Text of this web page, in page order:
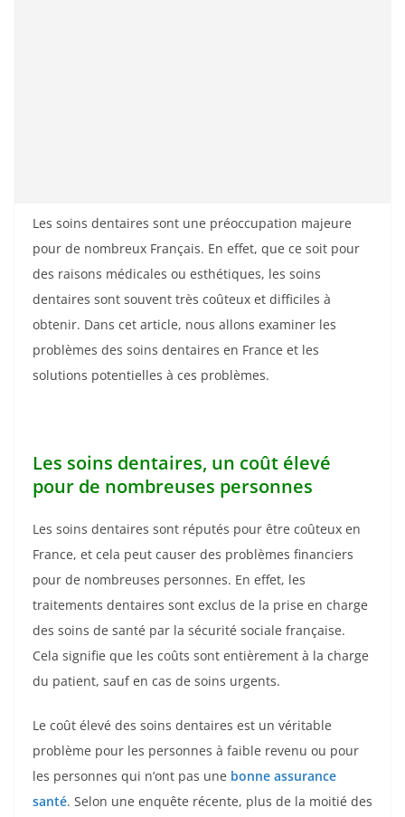
Les soins dentaires sont une préoccupation majeure
pour de nombreux Français. En effet, que ce soit pour
des raisons médicales ou esthétiques, les soins
dentaires sont souvent très coûteux et difficiles à
obtenir. Dans cet article, nous allons examiner les
problèmes des soins dentaires en France et les
solutions potentielles à ces problèmes.
Les soins dentaires, un coût élevé
pour de nombreuses personnes
Les soins dentaires sont réputés pour être coûteux en
France, et cela peut causer des problèmes financiers
pour de nombreuses personnes. En effet, les
traitements dentaires sont exclus de la prise en charge
des soins de santé par la sécurité sociale française.
Cela signifie que les coûts sont entièrement à la charge
du patient, sauf en cas de soins urgents.
Le coût élevé des soins dentaires est un véritable
problème pour les personnes à faible revenu ou pour
les personnes qui n’ont pas une bonne assurance
santé. Selon une enquête récente, plus de la moitié des